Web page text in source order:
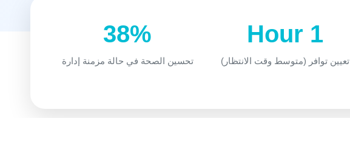
1 Hour
تعيين توافر (متوسط وقت الانتظار)
38%
تحسين الصحة في حالة مزمنة إدارة